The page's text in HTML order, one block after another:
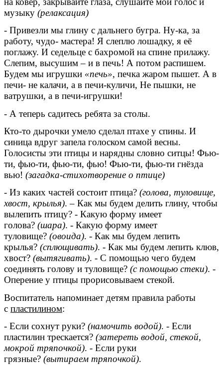
музыку (релаксация)
- Привезли мы глину с дальнего бугра. Ну-ка, за
работу, чудо- мастера! Я слеплю лошадку, я её
поглажу. И седельце с бахромой на спине прилажу.
Слепим, высушим – и в печь! А потом распишем.
Будем мы игрушки «печь», печка жаром пышет. А в
печи- не калачи, а в печи-куличи, Не пышки, не
ватрушки, а в печи-игрушки!
- А теперь садитесь ребята за столы.
Кто-то дырочки умело сделал птахе у спины. И
синица вдруг запела голоском самой весны.
Голосисты эти птицы и нарядны словно ситцы! Фью-
ти, фью-ти, фью-ти, фью! Фью-ти, фью-ти гнёзда
вью! (загадка-стихотворение о птице)
- Из каких частей состоит птица? (голова, туловище,
хвост, крылья). – Как мы будем делить глину, чтобы
вылепить птицу? - Какую форму имеет
голова? (шара). - Какую форму имеет
туловище? (овоида). - Как мы будем лепить
крылья? (сплющивать). - Как мы будем лепить клюв,
хвост? (вытягивать). - С помощью чего будем
соединять голову и туловище? (с помощью стеки). -
Оперение у птицы прорисовываем стекой.
Воспитатель напоминает детям правила работы
с пластилином:
- Если сохнут руки? (намочить водой). - Если
пластилин трескается? (затереть водой, стекой,
мокрой тряпочкой). - Если руки
грязные? (вытираем тряпочкой).